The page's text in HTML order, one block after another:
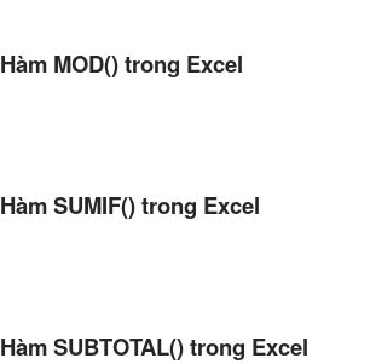
Hàm MOD() trong Excel
Hàm SUMIF() trong Excel
Hàm SUBTOTAL() trong Excel